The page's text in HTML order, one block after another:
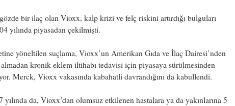
bir ilaç olan Vioxx, kalp krizi ve felç riskini artırdığı bulguları
yılında piyasadan çekilmişti.
yöneltilen suçlama, Vioxx’un Amerikan Gıda ve İlaç Dairesi’nden
kronik eklem iltihabı tedavisi için piyasaya sürülmesinden
Merck, Vioxx vakasında kabahatli davrandığını da kabullendi.
da, Vioxx’dan olumsuz etkilenen hastalara ya da yakınlarına 5